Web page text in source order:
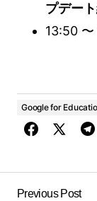
プデー
13:50 〜
Google for
Previous Post